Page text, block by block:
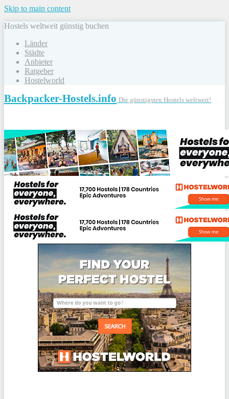
Skip to main content
Hostels weltweit günstig buchen
Länder
Städte
Anbieter
Ratgeber
Hostelworld
Backpacker-Hostels.info Die günstigsten Hostels weltweit!